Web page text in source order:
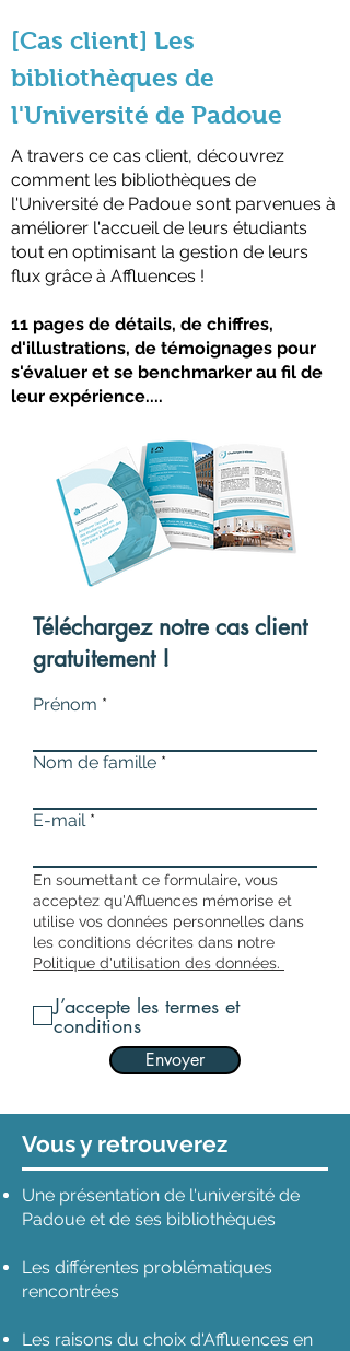
[Cas client] Les
bibliothèques de
l'Université de Padoue
A travers ce cas client, découvrez
comment les bibliothèques de
l'Université de Padoue sont parvenues à
améliorer l'accueil de leurs étudiants
tout en optimisant la gestion de leurs
flux grâce à Affluences !
11 pages de détails, de chiffres,
d'illustrations, de témoignages pour
s'évaluer et se benchmarker au fil de
leur expérience....
Téléchargez notre cas client
gratuitement !
Prénom
Nom de famille
E-mail
En soumettant ce formulaire, vous
acceptez qu'Affluences mémorise et
utilise vos données personnelles dans
les conditions décrites dans notre
Politique d'utilisation des données.
J’accepte les termes et
conditions
Envoyer
Vous y retrouverez
Une présentation de l'université de
Padoue et de ses bibliothèques
Les différentes problématiques
rencontrées
Les raisons du choix d'Affluences en